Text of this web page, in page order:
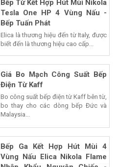
Bếp Từ Kết Hợp Hút Mùi Nikola
Tesla One HP 4 Vùng Nấu -
Bếp Tuấn Phát
Elica là thương hiệu đến từ Italy, được
biết đến là thương hiệu cao cấp...
Giá Bo Mạch Công Suất Bếp
Điện Từ Kaff
Bo công suất bếp điện từ Kaff bên từ,
bo thay cho các dòng bếp Đức và
Malaysia...
Bếp Ga Kết Hợp Hút Mùi 4
Vùng Nấu Elica Nikola Flame